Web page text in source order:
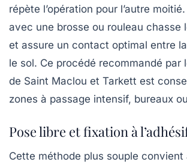
répète l’opération pour l’autre
avec une brosse ou rouleau chasse
et assure un contact optimal entre
le sol. Ce procédé recommandé par
de Saint Maclou et Tarkett est
zones à passage intensif, bureaux
Pose libre et fixation à
Cette méthode plus souple convient